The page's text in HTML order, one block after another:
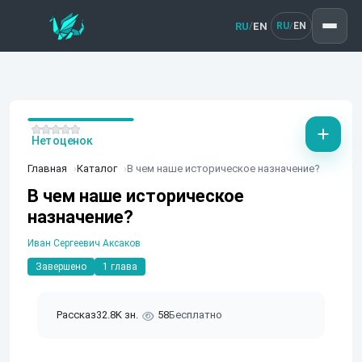
RU/EN RU/ EN
Главная Каталог В чем наше историческое назначение?
В чем наше историческое
назначение?
Иван Сергеевич Аксаков
Завершено 1 глава
Рассказ32.8K зн. 58Бесплатно
Нет оценок